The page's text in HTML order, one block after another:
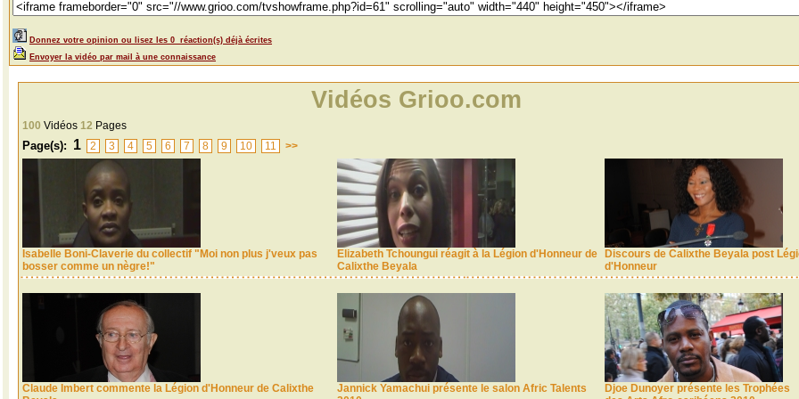
Donnez votre opinion ou lisez les 0 réaction(s) déjà écrites
Envoyer la vidéo par mail à une connaissance
Vidéos Grioo.com
100 Vidéos 12 Pages
Page(s): 1 2 3 4 5 6 7 8 9 10 11 >>
Isabelle Boni-Claverie du collectif "Moi non plus j'veux pas
bosser comme un nègre!"
Elizabeth Tchoungui réagit à la Légion d'Honneur de
Calixthe Beyala
Discours de Calixthe Beyala post
d'Honneur
Claude Imbert commente la Légion d'Honneur de Calixthe
Jannick Yamachui présente le salon Afric Talents
Djoe Dunoyer présente les Trophées